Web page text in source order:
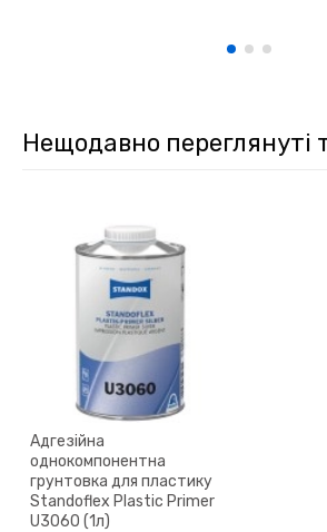
Нещодавно переглянуті
Адгезійна
однокомпонентна
грунтовка для пластику
Standoflex Plastic Primer
U3060 (1л)